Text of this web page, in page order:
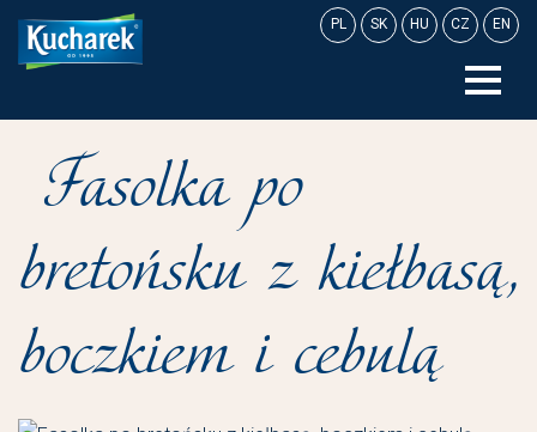
Skip
PL SK HU CZ EN
Fasolka po
bretońsku z kiełbasą,
boczkiem i cebulą